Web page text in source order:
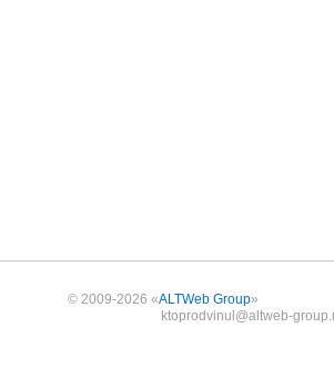
© 2009-2026 «ALTWeb Group»
ktoprodvinul@altweb-